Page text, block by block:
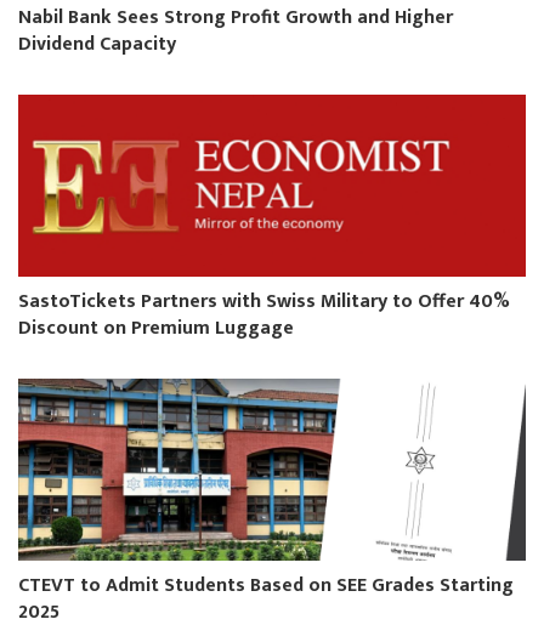
Nabil Bank Sees Strong Profit Growth and Higher
Dividend Capacity
SastoTickets Partners with Swiss Military to Offer 40%
Discount on Premium Luggage
CTEVT to Admit Students Based on SEE Grades Starting
2025